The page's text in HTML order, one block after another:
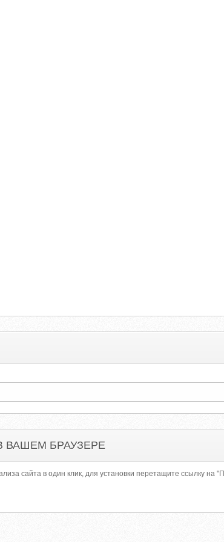
ВАШЕМ БРАУЗЕРЕ
сайта в один клик, для установки перетащите ссылку на